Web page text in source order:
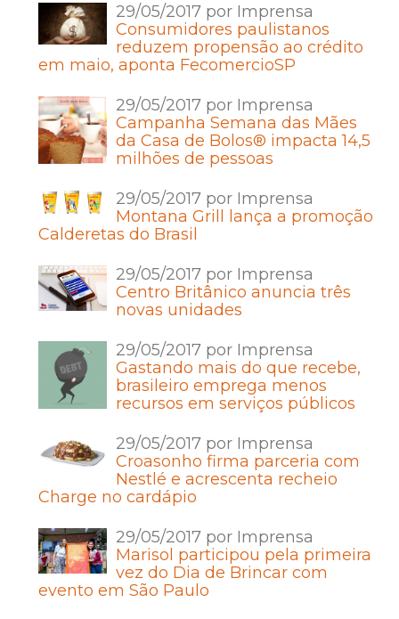
29/05/2017 por Imprensa
Consumidores paulistanos
reduzem propensão ao crédito
em maio, aponta FecomercioSP
29/05/2017 por Imprensa
Campanha Semana das Mães
da Casa de Bolos® impacta 14,5
milhões de pessoas
29/05/2017 por Imprensa
Montana Grill lança a promoção
Calderetas do Brasil
29/05/2017 por Imprensa
Centro Britânico anuncia três
novas unidades
29/05/2017 por Imprensa
Gastando mais do que recebe,
brasileiro emprega menos
recursos em serviços públicos
29/05/2017 por Imprensa
Croasonho firma parceria com
Nestlé e acrescenta recheio
Charge no cardápio
29/05/2017 por Imprensa
Marisol participou pela primeira
vez do Dia de Brincar com
evento em São Paulo